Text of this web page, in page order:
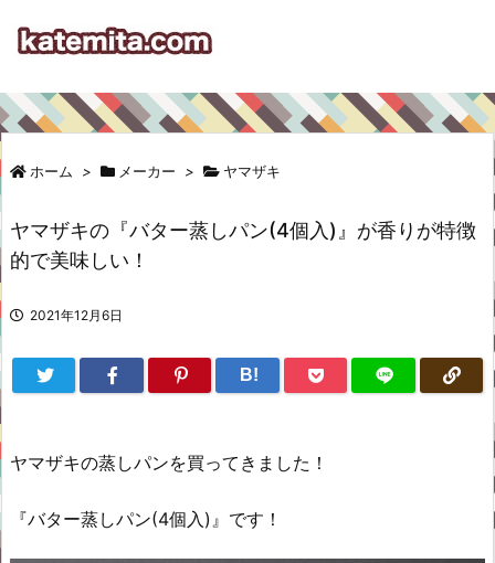
ホーム > メーカー > ヤマザキ
ヤマザキの『バター蒸しパン(4個入)』が香りが特徴
的で美味しい！
2021年12月6日
B!
ヤマザキの蒸しパンを買ってきました！
『バター蒸しパン(4個入)』です！